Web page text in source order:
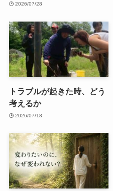
2026/07/28
トラブルが起きた時、どう
考えるか
2026/07/18